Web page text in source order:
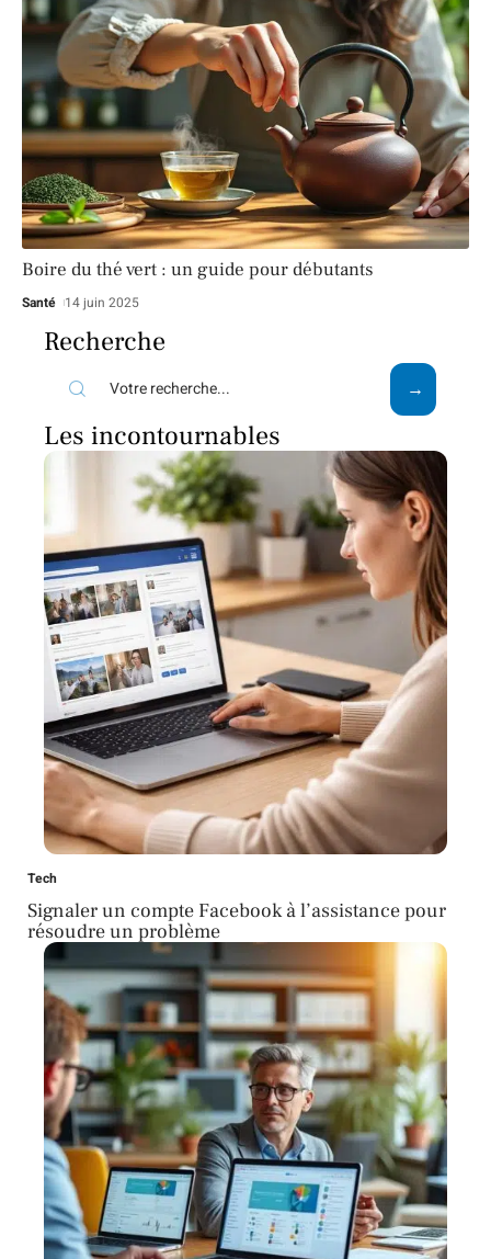
Boire du thé vert : un guide pour débutants
Santé 14 juin 2025
Recherche
Les incontournables
Tech
Signaler un compte Facebook à l’assistance pour
résoudre un problème